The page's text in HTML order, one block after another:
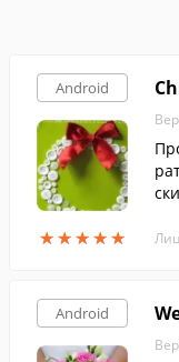
Android
★★★★★
★★★★★
Android